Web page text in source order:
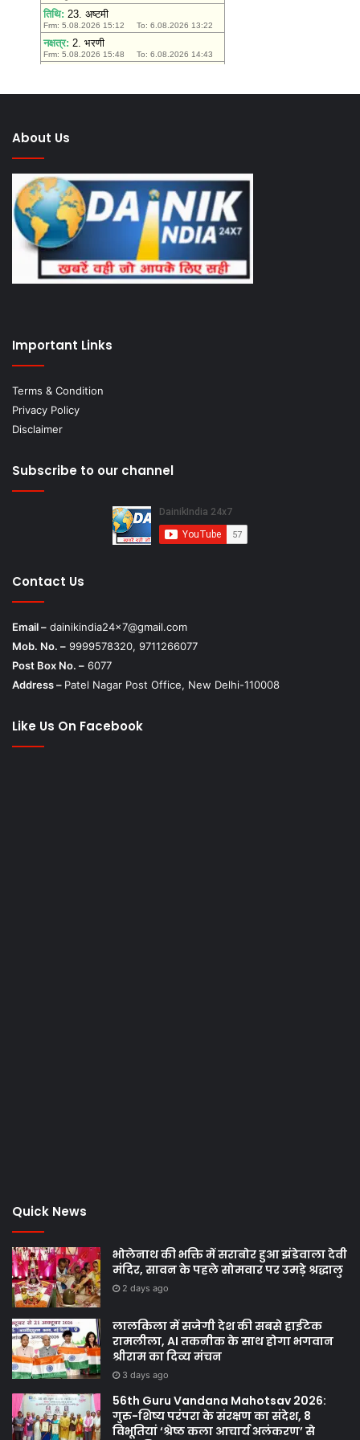
About Us
Important Links
Terms & Condition
Privacy Policy
Disclaimer
Subscribe to our channel
Contact Us
Email – dainikindia24x7@gmail.com
Mob. No. – 9999578320, 9711266077
Post Box No. – 6077
Address – Patel Nagar Post Office, New Delhi-110008
Like Us On Facebook
Quick News
भोलेनाथ की भक्ति में सराबोर हुआ झंडेवाला देवी
मंदिर, सावन के पहले सोमवार पर उमड़े श्रद्धालु
2 days ago
लालकिला में सजेगी देश की सबसे हाईटेक
रामलीला, AI तकनीक के साथ होगा भगवान
श्रीराम का दिव्य मंचन
3 days ago
56th Guru Vandana Mahotsav 2026:
गुरु-शिष्य परंपरा के संरक्षण का संदेश, 8
विभूतियां ‘श्रेष्ठ कला आचार्य अलंकरण’ से